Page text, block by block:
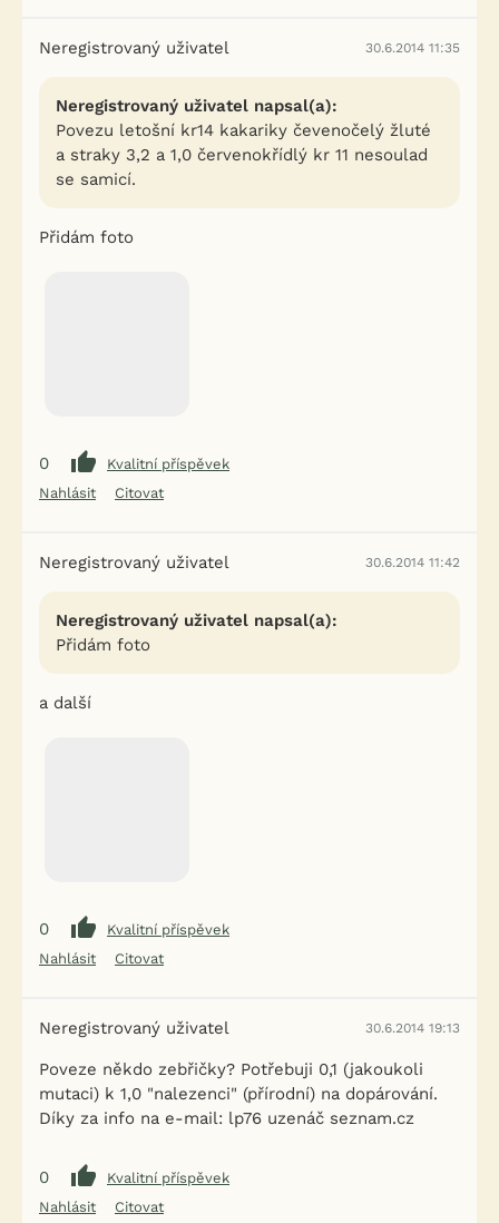
Neregistrovaný uživatel 30.6.2014 11:35
Neregistrovaný uživatel napsal(a):
Povezu letošní kr14 kakariky čevenočelý žluté
a straky 3,2 a 1,0 červenokřídlý kr 11 nesoulad
se samicí.
Přidám foto
0
Kvalitní příspěvek
Nahlásit
Citovat
Neregistrovaný uživatel 30.6.2014 11:42
Neregistrovaný uživatel napsal(a):
Přidám foto
a další
0
Kvalitní příspěvek
Nahlásit
Citovat
Neregistrovaný uživatel 30.6.2014 19:13
Poveze někdo zebřičky? Potřebuji 0,1 (jakoukoli
mutaci) k 1,0 "nalezenci" (přírodní) na dopárování.
Díky za info na e-mail: lp76 uzenáč seznam.cz
0
Kvalitní příspěvek
Nahlásit
Citovat